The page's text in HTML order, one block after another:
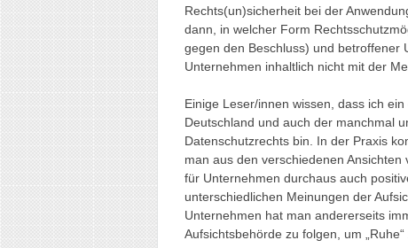
Rechts(un)sicherheit bei der
dann, in welcher Form
gegen den Beschluss) und betroffener
Unternehmen inhaltlich nicht mit der
Einige Leser/innen wissen, dass ich
Deutschland und auch der manchmal
Datenschutzrechts bin. In der Praxis
man aus den verschiedenen
für Unternehmen durchaus auch
unterschiedlichen Meinungen der
Unternehmen hat man andererseits
Aufsichtsbehörde zu folgen, um „Ruhe“